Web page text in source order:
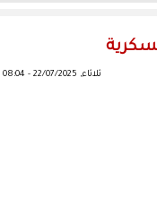
ثلاثاء, 22/07/2025 - 08:04